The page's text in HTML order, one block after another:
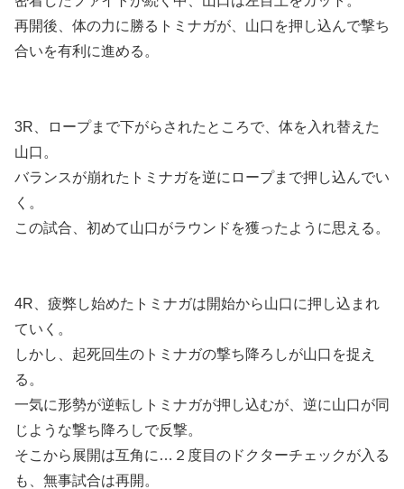
再開後、体の力に勝るトミナガが、山口を押し込んで撃ち
合いを有利に進める。
3R、ロープまで下がらされたところで、体を入れ替えた
山口。
バランスが崩れたトミナガを逆にロープまで押し込んでい
く。
この試合、初めて山口がラウンドを獲ったように思える。
4R、疲弊し始めたトミナガは開始から山口に押し込まれ
ていく。
しかし、起死回生のトミナガの撃ち降ろしが山口を捉え
る。
一気に形勢が逆転しトミナガが押し込むが、逆に山口が同
じような撃ち降ろしで反撃。
そこから展開は互角に…２度目のドクターチェックが入る
も、無事試合は再開。